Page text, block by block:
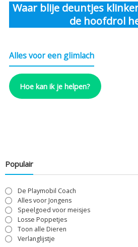
Waar blije deuntjes
de hoofdrol
Alles voor een glimlach
Hoe kan ik je helpen?
Populair
De Playmobil Coach
Alles voor Jongens
Speelgoed voor meisjes
Losse Poppetjes
Toon alle Dieren
Verlanglijstje